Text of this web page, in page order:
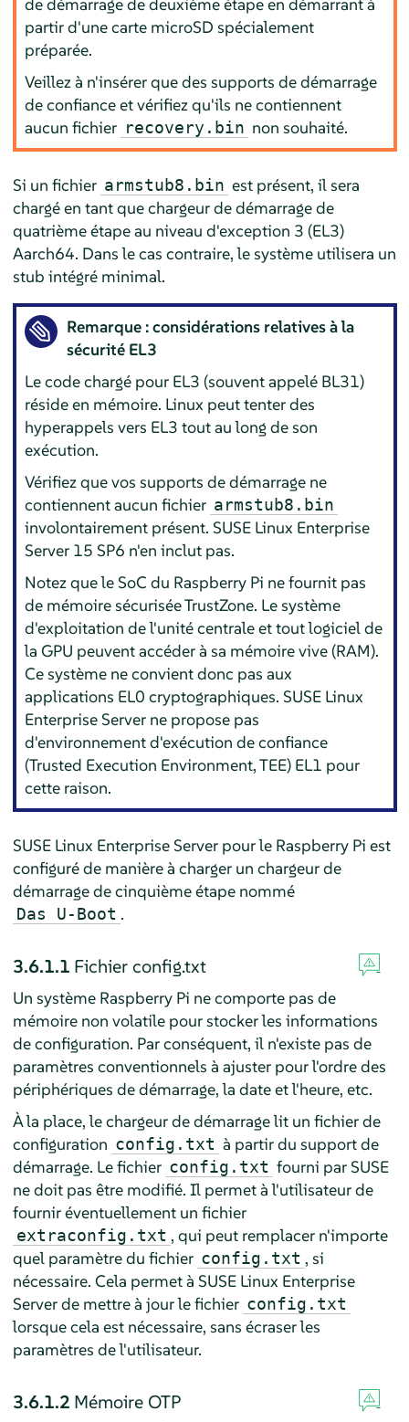
de démarrage de deuxième étape en démarrant à
partir d'une carte microSD spécialement
préparée.
Veillez à n'insérer que des supports de démarrage
de confiance et vérifiez qu'ils ne contiennent
aucun fichier recovery.bin non souhaité.
Si un fichier armstub8.bin est présent, il sera
chargé en tant que chargeur de démarrage de
quatrième étape au niveau d'exception 3 (EL3)
Aarch64. Dans le cas contraire, le système utilisera un
stub intégré minimal.
Remarque : considérations relatives à la
sécurité EL3
Le code chargé pour EL3 (souvent appelé BL31)
réside en mémoire. Linux peut tenter des
hyperappels vers EL3 tout au long de son
exécution.
Vérifiez que vos supports de démarrage ne
contiennent aucun fichier armstub8.bin
involontairement présent. SUSE Linux Enterprise
Server 15 SP6 n'en inclut pas.
Notez que le SoC du Raspberry Pi ne fournit pas
de mémoire sécurisée TrustZone. Le système
d'exploitation de l'unité centrale et tout logiciel de
la GPU peuvent accéder à sa mémoire vive (RAM).
Ce système ne convient donc pas aux
applications EL0 cryptographiques. SUSE Linux
Enterprise Server ne propose pas
d'environnement d'exécution de confiance
(Trusted Execution Environment, TEE) EL1 pour
cette raison.
SUSE Linux Enterprise Serverpour le Raspberry Pi est
configuré de manière à charger un chargeur de
démarrage de cinquième étape nommé
Das U-Boot .
3.6.1.1 Fichier config.txt
Un système Raspberry Pi ne comporte pas de
mémoire non volatile pour stocker les informations
de configuration. Par conséquent, il n'existe pas de
paramètres conventionnels à ajuster pour l'ordre des
périphériques de démarrage, la date et l'heure, etc.
À la place, le chargeur de démarrage lit un fichier de
configuration config.txt à partir du support de
démarrage. Le fichier config.txt fourni par SUSE
ne doit pas être modifié. Il permet à l'utilisateur de
fournir éventuellement un fichier
extraconfig.txt , qui peut remplacer n'importe
quel paramètre du fichier config.txt , si
nécessaire. Cela permet à SUSE Linux Enterprise
Serverde mettre à jour le fichier config.txt
lorsque cela est nécessaire, sans écraser les
paramètres de l'utilisateur.
3.6.1.2 Mémoire OTP